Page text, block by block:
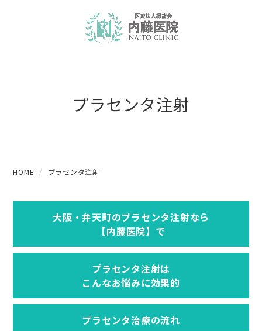
プラセンタ注射
HOME プラセンタ注射
大阪・弁天町のプラセンタ注射なら
【内藤医院】で
プラセンタ注射は
こんなお悩みに効果的
プラセンタ治療の流れ